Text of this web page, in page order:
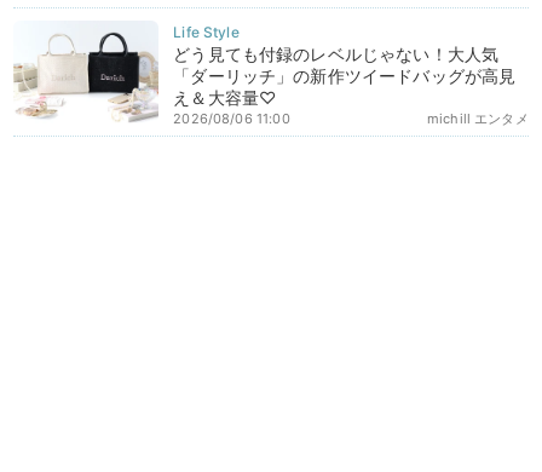
どう見ても付録のレベルじゃない！大人気
「ダーリッチ」の新作ツイードバッグが高見
え＆大容量♡
michill エンタメ
2026/08/06 11:00